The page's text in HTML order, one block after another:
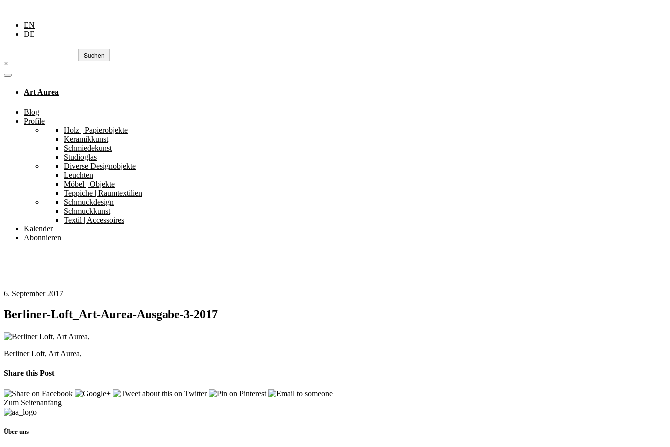
EN
DE
Suchen
nach:
×
Art Aurea
Blog
Profile
Holz | Papierobjekte
Keramikkunst
Schmiedekunst
Studioglas
Diverse Designobjekte
Leuchten
Möbel | Objekte
Teppiche | Raumtextilien
Schmuckdesign
Schmuckkunst
Textil | Accessoires
Kalender
Abonnieren
6. September 2017
Berliner-Loft_Art-Aurea-Ausgabe-3-2017
Berliner Loft, Art Aurea,
Share this Post
Zum Seitenanfang
Über uns